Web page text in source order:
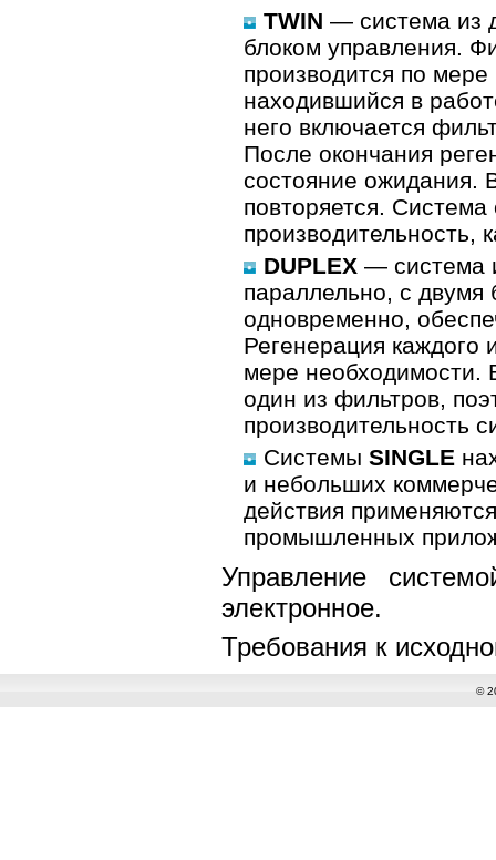
TWIN — система из
блоком управления.
производится по
находившийся в
него включается
После окончания
состояние ожидания.
повторяется.
производительность,
DUPLEX — система
параллельно, с
одновременно,
Регенерация каждого
мере необходимости.
один из фильтров,
производительность
Системы SINGLE
и небольших
действия
промышленных
Управление
электронное.
Требования к
©